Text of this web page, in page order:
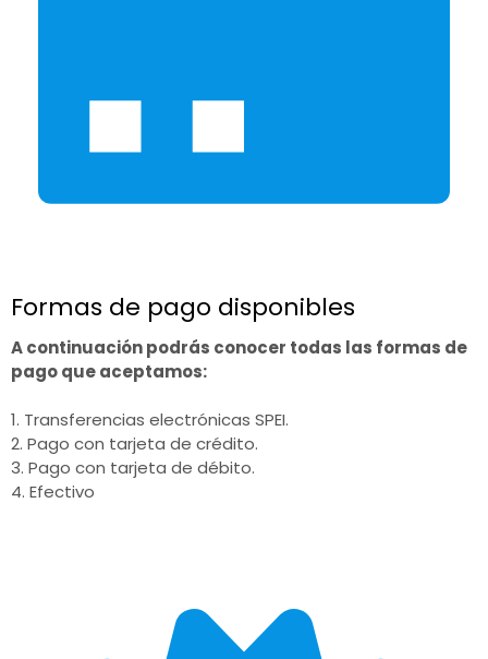
Formas de pago disponibles
A continuación podrás conocer todas las formas de
pago que aceptamos:
1. Transferencias electrónicas SPEI.
2. Pago con tarjeta de crédito.
3. Pago con tarjeta de débito.
4. Efectivo